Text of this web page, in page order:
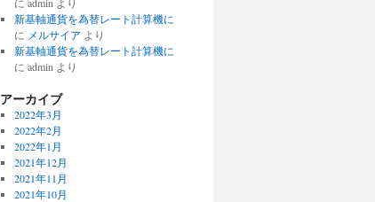
新基軸通貨を為替レート計算機に
に メルサイア より
新基軸通貨を為替レート計算機に
に admin より
アーカイブ
2022年3月
2022年2月
2022年1月
2021年12月
2021年11月
2021年10月